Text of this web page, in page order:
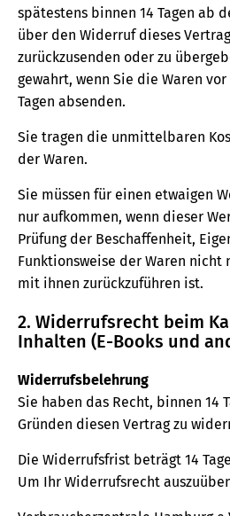
spätestens binnen 14 Tagen ab
über den Widerruf dieses
zurückzusenden oder zu
gewahrt, wenn Sie die Waren
Tagen absenden.
Sie tragen die unmittelbaren
der Waren.
Sie müssen für einen etwaigen
nur aufkommen, wenn dieser
Prüfung der Beschaffenheit,
Funktionsweise der Waren nicht
mit ihnen zurückzuführen ist.
2. Widerrufsrecht beim
Inhalten (E-Books und
Widerrufsbelehrung
Sie haben das Recht, binnen 14
Gründen diesen Vertrag zu
Die Widerrufsfrist beträgt 14
Um Ihr Widerrufsrecht